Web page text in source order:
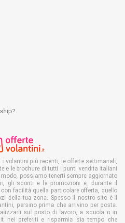
volantini più recenti, le offerte settimanali,
e le brochure di tutti i punti vendita italiani
possiamo tenerti sempre aggiornato
gli sconti e le promozioni e, durante il
facilità quella particolare offerta, quello
della tua zona. Spesso il nostro sito è il
persino prima che arrivino per posta.
sul posto di lavoro, a scuola o in
nei preferiti e risparmia sia tempo che